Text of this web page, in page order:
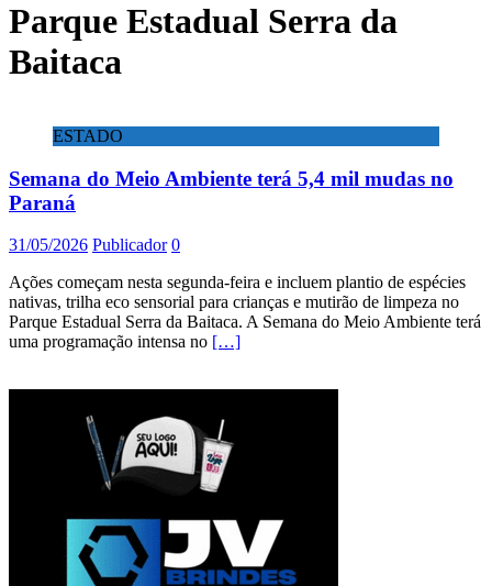
Parque Estadual Serra da
Baitaca
ESTADO
Semana do Meio Ambiente terá 5,4 mil mudas no
Paraná
31/05/2026 Publicador 0
Ações começam nesta segunda-feira e incluem plantio de espécies
nativas, trilha eco sensorial para crianças e mutirão de limpeza no
Parque Estadual Serra da Baitaca. A Semana do Meio Ambiente terá
uma programação intensa no […]